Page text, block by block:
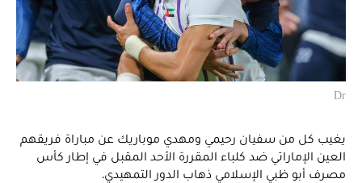
Dr
يغيب كل من سفيان رحيمي ومهدي موباريك عن مباراة فريقهم
العين الإماراتي ضد كلباء المقررة الأحد المقبل في إطار كأس
مصرف أبو ظبي الإسلامي ذهاب الدور التمهيدي.